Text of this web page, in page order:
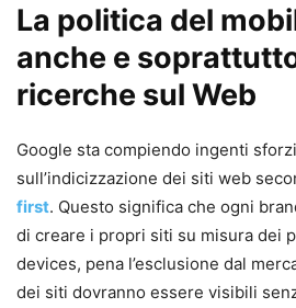
La politica del
anche e
ricerche sul Web
Google sta compiendo ingenti
sull’indicizzazione dei siti web
first. Questo significa che ogni
di creare i propri siti su misura dei
devices, pena l’esclusione dal
dei siti dovranno essere visibili